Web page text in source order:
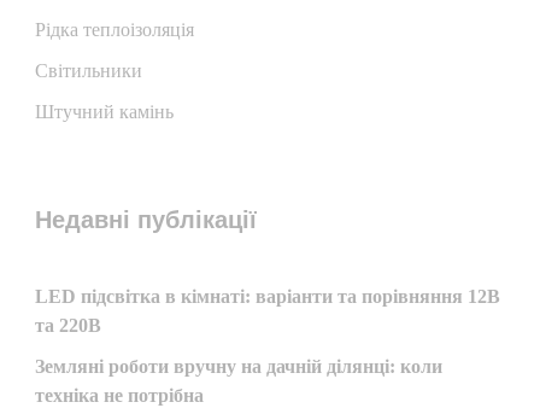
Рідка теплоізоляція
Світильники
Штучний камінь
Недавні публікації
LED підсвітка в кімнаті: варіанти та порівняння 12В
та 220В
Земляні роботи вручну на дачній ділянці: коли
техніка не потрібна